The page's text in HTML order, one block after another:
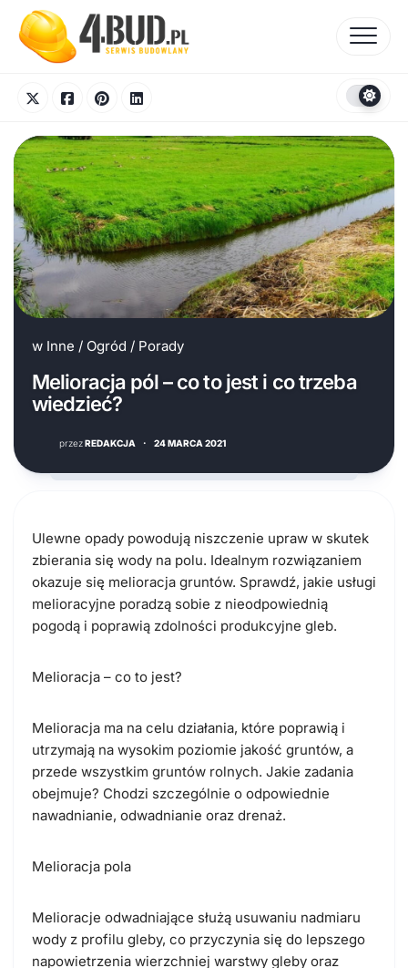
content
w Inne / Ogród / Porady
Melioracja pól – co to jest i co trzeba
wiedzieć?
przezREDAKCJA · 24 MARCA 2021
Ulewne opady powodują niszczenie upraw w skutek
zbierania się wody na polu. Idealnym rozwiązaniem
okazuje się melioracja gruntów. Sprawdź, jakie usługi
melioracyjne poradzą sobie z nieodpowiednią
pogodą i poprawią zdolności produkcyjne gleb.
Melioracja – co to jest?
Melioracja ma na celu działania, które poprawią i
utrzymają na wysokim poziomie jakość gruntów, a
przede wszystkim gruntów rolnych. Jakie zadania
obejmuje? Chodzi szczególnie o odpowiednie
nawadnianie, odwadnianie oraz drenaż.
Melioracja pola
Melioracje odwadniające służą usuwaniu nadmiaru
wody z profilu gleby, co przyczynia się do lepszego
napowietrzenia wierzchniej warstwy gleby oraz